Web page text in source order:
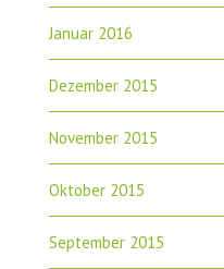
Januar 2016
Dezember 2015
November 2015
Oktober 2015
September 2015